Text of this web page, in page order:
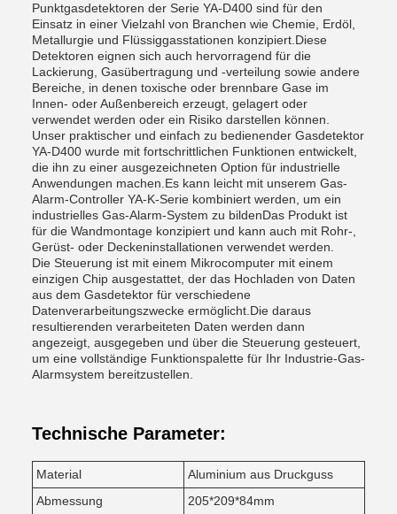
Punktgasdetektoren der Serie YA-D400 sind für den
Einsatz in einer Vielzahl von Branchen wie Chemie, Erdöl,
Metallurgie und Flüssiggasstationen konzipiert.Diese
Detektoren eignen sich auch hervorragend für die
Lackierung, Gasübertragung und -verteilung sowie andere
Bereiche, in denen toxische oder brennbare Gase im
Innen- oder Außenbereich erzeugt, gelagert oder
verwendet werden oder ein Risiko darstellen können.
Unser praktischer und einfach zu bedienender Gasdetektor
YA-D400 wurde mit fortschrittlichen Funktionen entwickelt,
die ihn zu einer ausgezeichneten Option für industrielle
Anwendungen machen.Es kann leicht mit unserem Gas-
Alarm-Controller YA-K-Serie kombiniert werden, um ein
industrielles Gas-Alarm-System zu bildenDas Produkt ist
für die Wandmontage konzipiert und kann auch mit Rohr-,
Gerüst- oder Deckeninstallationen verwendet werden.
Die Steuerung ist mit einem Mikrocomputer mit einem
einzigen Chip ausgestattet, der das Hochladen von Daten
aus dem Gasdetektor für verschiedene
Datenverarbeitungszwecke ermöglicht.Die daraus
resultierenden verarbeiteten Daten werden dann
angezeigt, ausgegeben und über die Steuerung gesteuert,
um eine vollständige Funktionspalette für Ihr Industrie-Gas-
Alarmsystem bereitzustellen.
Technische Parameter:
Material
Aluminium aus Druckguss
Abmessung
205*209*84mm